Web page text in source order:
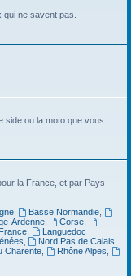
ne savent pas.
side ou la moto que vous
la France, et par Pays
, Basse Normandie
Ardenne, Corse
,
Languedoc
Nord Pas de Calais
Charente Rhône Alpes